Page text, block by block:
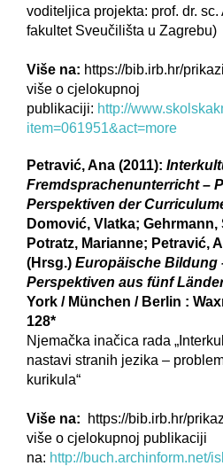
voditeljica projekta: prof. dr.
fakultet Sveučilišta u Zagrebu)
Više na: https://bib.irb.hr/
više o cjelokupnoj
publikaciji: http://
item=061951&act=more
Petravić, Ana (2011):
Fremdsprachenunterricht –
Perspektiven der
Domović, Vlatka;
Potratz, Marianne; Petravić,
(Hrsg.) Europäische Bildung
Perspektiven aus fünf
York / München / Berlin :
128*
Njemačka inačica rada
nastavi stranih jezika –
kurikula“
Više na:
https://bib.irb.hr/
više o cjelokupnoj publikaciji
na: http://buch.archinform.net/